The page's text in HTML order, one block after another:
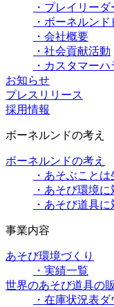
・プレイリー
・ボーネルン
・会社概要
・社会貢献活動
・カスタマー
お知らせ
プレスリリース
採用情報
ボーネルンドの考え
ボーネルンドの考え
・あそぶこと
・あそび環境
・あそび道具
事業内容
あそび環境づくり
・実績一覧
世界のあそび道具の
・在庫状況表